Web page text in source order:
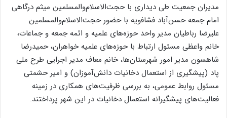
مدیران جمعیت طی دیداری با حجت‌الاسلام‌والمسلمین میثم درگاهی
امام جمعه حسن‌آباد فشافویه با حضور حجت‌الاسلام‌والمسلمین
علیرضا رباطیان مدیر واحد حوزه‌های علمیه و ائمه جمعه و جماعات،
خانم واعظی مسئول ارتباط با حوزه‌های علمیه خواهران، حمیدرضا
شاهسون مدیر امور شهرستان‌ها، خانم معاف مدیر اجرایی طرح ملی
پاد (پیشگیری از استعمال دخانیات دانش‌آموزان) و امیر حشمتی
مسئول روابط عمومی، به بررسی ظرفیت‌های همکاری در زمینه
فعالیت‌های پیشگیرانه استعمال دخانیات در این شهر پرداختند.